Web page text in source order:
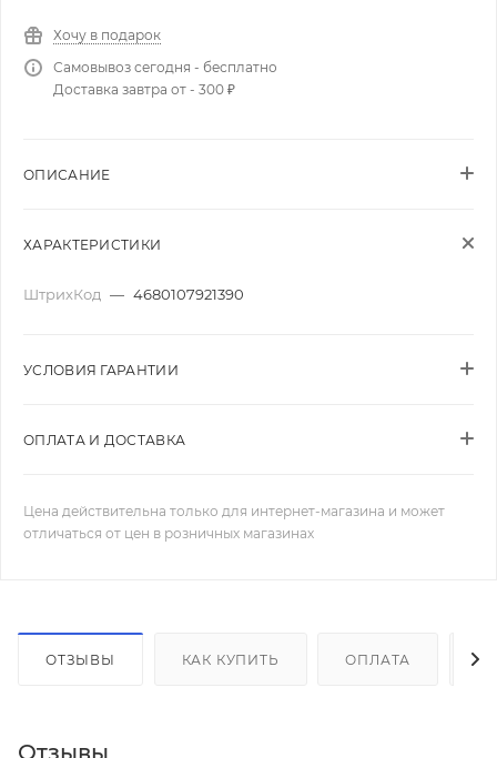
Хочу в подарок
Самовывоз сегодня - бесплатно
Доставка завтра от - 300 ₽
ОПИСАНИЕ
ХАРАКТЕРИСТИКИ
ШтрихКод — 4680107921390
УСЛОВИЯ ГАРАНТИИ
ОПЛАТА И ДОСТАВКА
Цена действительна только для интернет-магазина и может
отличаться от цен в розничных магазинах
ОТЗЫВЫ КАК КУПИТЬ ОПЛАТА
Отзывы